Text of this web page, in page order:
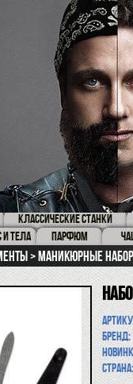
КЛАССИЧЕСКИЕ СТАНКИ
И ТЕЛА ПАРФЮМ
Маникюрные
Бренд:
Страна: